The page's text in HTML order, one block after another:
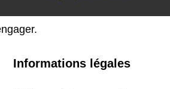
Informations légales